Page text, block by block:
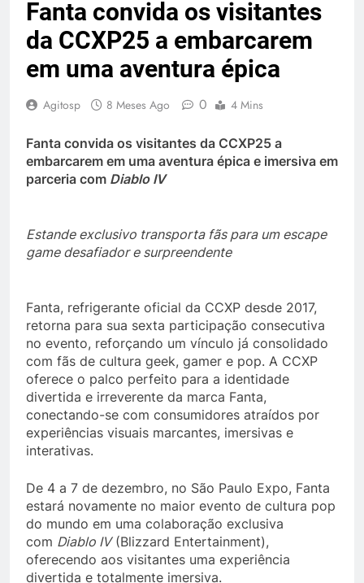
Fanta convida os visitantes
da CCXP25 a embarcarem
em uma aventura épica
Agitosp 8 Meses Ago 0 4 Mins
Fanta convida os visitantes da CCXP25 a
embarcarem em uma aventura épica e imersiva em
parceria com Diablo IV
Estande exclusivo transporta fãs para um escape
game desafiador e surpreendente
Fanta, refrigerante oficial da CCXP desde 2017,
retorna para sua sexta participação consecutiva
no evento, reforçando um vínculo já consolidado
com fãs de cultura geek, gamer e pop. A CCXP
oferece o palco perfeito para a identidade
divertida e irreverente da marca Fanta,
conectando-se com consumidores atraídos por
experiências visuais marcantes, imersivas e
interativas.
De 4 a 7 de dezembro, no São Paulo Expo, Fanta
estará novamente no maior evento de cultura pop
do mundo em uma colaboração exclusiva
com Diablo IV(Blizzard Entertainment),
oferecendo aos visitantes uma experiência
divertida e totalmente imersiva.